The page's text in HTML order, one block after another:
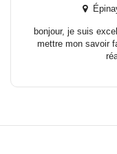
bonjour, je suis
mettre mon savoir